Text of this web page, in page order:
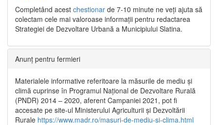
Completând acest chestionar de 7-10 minute ne veți ajuta să
colectam cele mai valoroase informații pentru redactarea
Strategiei de Dezvoltare Urbană a Municipiului Slatina.
Anunț pentru fermieri
Materialele informative referitoare la măsurile de mediu și
climă cuprinse în Programul Național de Dezvoltare Rurală
(PNDR) 2014 – 2020, aferent Campaniei 2021, pot fi
accesate pe site-ul Ministerului Agriculturii și Dezvoltării
Rurale https://www.madr.ro/masuri-de-mediu-si-clima.html